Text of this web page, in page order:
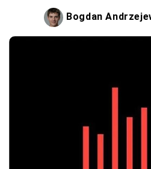
Bogdan